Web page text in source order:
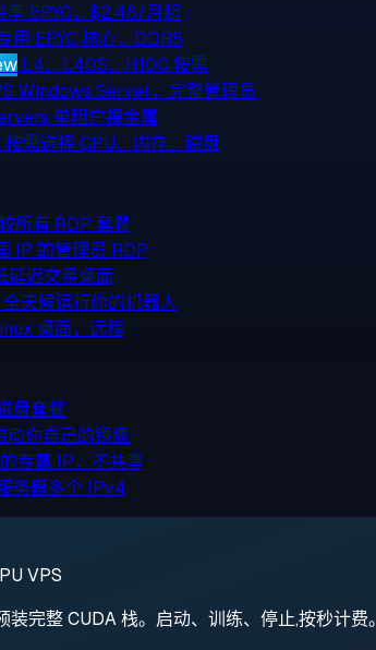
享 EPYC，$2.48/月起
用 EPYC 核心，DDR5
L4、L40S、H100 按需
Windows Server，完整管理员
单租户裸金属
按需选择 CPU、内存、磁盘
所有 RDP 套餐
IP 的管理员 RDP
延迟交易桌面
全天候运行你的机器人
桌面，远程
盘套餐
动你自己的镜像
专属 IP，不共享
务器多个 IPv4
VPS
完整 CUDA 栈。启动、训练、停止,按秒计费。